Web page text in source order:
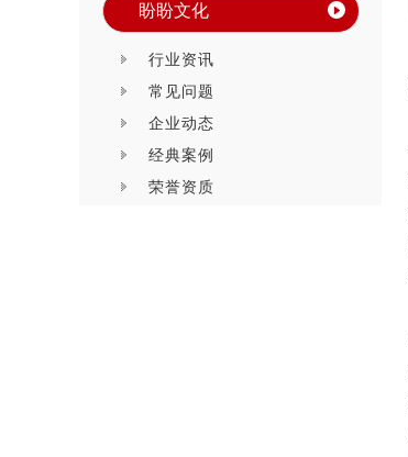
盼盼文化
行业资讯
常见问题
企业动态
经典案例
荣誉资质